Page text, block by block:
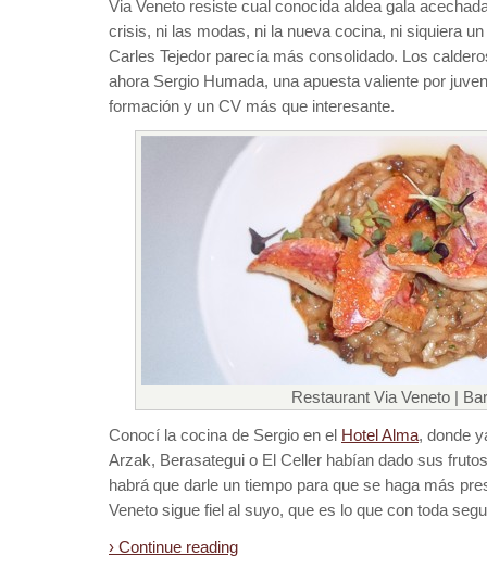
Via Veneto resiste cual conocida aldea gala
crisis, ni las modas, ni la nueva cocina, ni siquiera
Carles Tejedor parecía más consolidado. Los
ahora Sergio Humada, una apuesta valiente por
formación y un CV más que interesante.
Restaurant Via Veneto |
Conocí la cocina de Sergio en el Hotel Alma, donde
Arzak, Berasategui o El Celler habían dado sus
habrá que darle un tiempo para que se haga más
Veneto sigue fiel al suyo, que es lo que con toda
› Continue reading